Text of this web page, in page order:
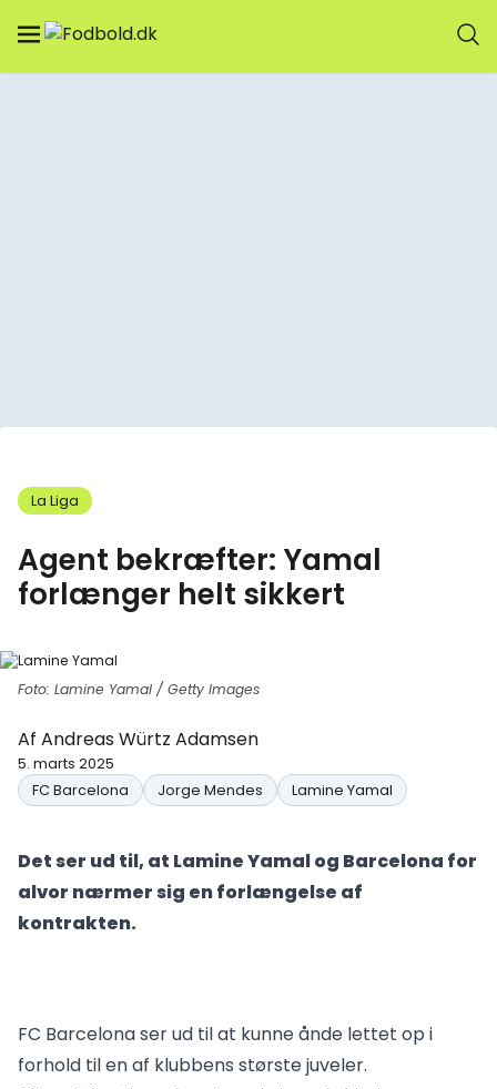
La Liga
Agent bekræfter: Yamal
forlænger helt sikkert
Foto: Lamine Yamal / Getty Images
Af Andreas Würtz Adamsen
5. marts 2025
FC Barcelona
Jorge Mendes Lamine Yamal
Det ser ud til, at Lamine Yamal og Barcelona for
alvor nærmer sig en forlængelse af
kontrakten.
FC Barcelona ser ud til at kunne ånde lettet op i
forhold til en af klubbens største juveler.